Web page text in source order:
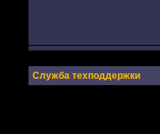
Служба техподдержки